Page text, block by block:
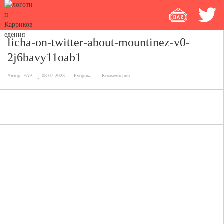
licha-on-twitter-about-mountinez-v0-
2j6bavy11oab1
Автор: FAB 08.07.2023 Рубрика: Комментарии